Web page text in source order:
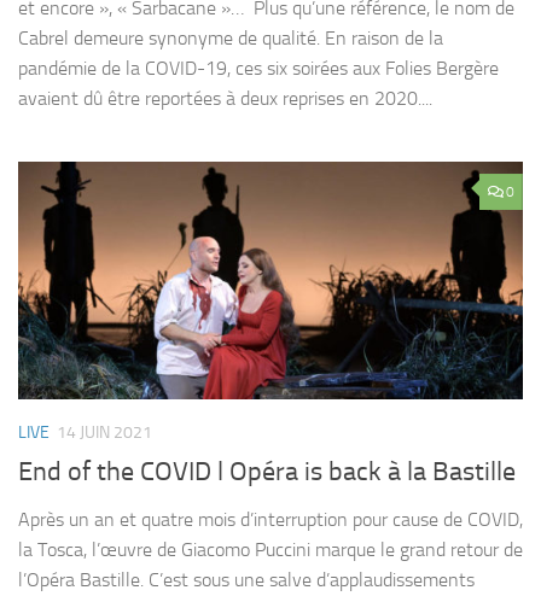
et encore », « Sarbacane »… Plus qu’une référence, le nom de
Cabrel demeure synonyme de qualité. En raison de la
pandémie de la COVID-19, ces six soirées aux Folies Bergère
avaient dû être reportées à deux reprises en 2020....
0
LIVE 14 JUIN 2021
End of the COVID l Opéra is back à la Bastille
Après un an et quatre mois d’interruption pour cause de COVID,
la Tosca, l’œuvre de Giacomo Puccini marque le grand retour de
l’Opéra Bastille. C’est sous une salve d’applaudissements